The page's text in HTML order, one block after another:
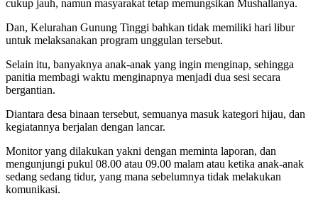
cukup jauh, namun masyarakat tetap memungsikan Mushallanya.
Dan, Kelurahan Gunung Tinggi bahkan tidak memiliki hari libur
untuk melaksanakan program unggulan tersebut.
Selain itu, banyaknya anak-anak yang ingin menginap, sehingga
panitia membagi waktu menginapnya menjadi dua sesi secara
bergantian.
Diantara desa binaan tersebut, semuanya masuk kategori hijau, dan
kegiatannya berjalan dengan lancar.
Monitor yang dilakukan yakni dengan meminta laporan, dan
mengunjungi pukul 08.00 atau 09.00 malam atau ketika anak-anak
sedang sedang tidur, yang mana sebelumnya tidak melakukan
komunikasi.